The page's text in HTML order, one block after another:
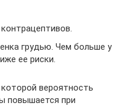
грудью. Чем больше у
ее риски.
вероятность
повышается при